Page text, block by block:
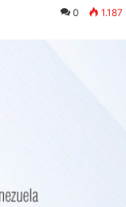
0 1.187